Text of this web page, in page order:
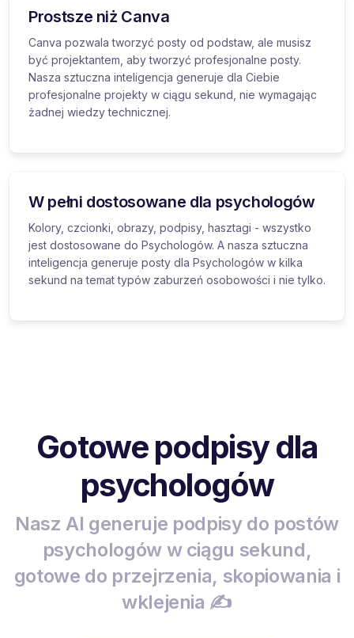
Prostsze niż Canva
Canva pozwala tworzyć posty od podstaw, ale musisz
być projektantem, aby tworzyć profesjonalne posty.
Nasza sztuczna inteligencja generuje dla Ciebie
profesjonalne projekty w ciągu sekund, nie wymagając
żadnej wiedzy technicznej.
W pełni dostosowane dla psychologów
Kolory, czcionki, obrazy, podpisy, hasztagi - wszystko
jest dostosowane do Psychologów. A nasza sztuczna
inteligencja generuje posty dla Psychologów w kilka
sekund na temat typów zaburzeń osobowości i nie tylko.
Gotowe podpisy dla
psychologów
Nasz AI generuje podpisy do postów
psychologów w ciągu sekund,
gotowe do przejrzenia, skopiowania i
wklejenia ✍️